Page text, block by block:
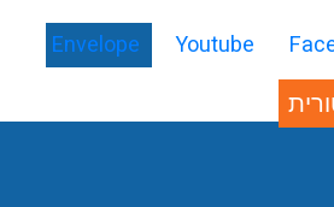
Envelope Youtube